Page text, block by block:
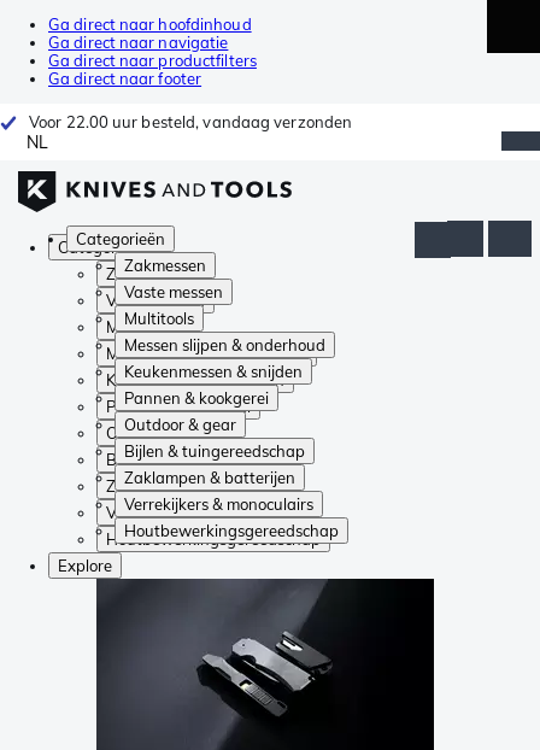
Ga direct naar hoofdinhoud
Ga direct naar navigatie
Ga direct naar productfilters
Ga direct naar footer
Voor 22.00 uur besteld, vandaag verzonden
NL
Categorieën
Zakmessen
Vaste messen
Multitools
Messen slijpen & onderhoud
Keukenmessen & snijden
Pannen & kookgerei
Outdoor & gear
Bijlen & tuingereedschap
Zaklampen & batterijen
Verrekijkers & monoculairs
Houtbewerkingsgereedschap
Categorieën
Zakmessen
Vaste messen
Multitools
Messen slijpen & onderhoud
Keukenmessen & snijden
Pannen & kookgerei
Outdoor & gear
Bijlen & tuingereedschap
Zaklampen & batterijen
Verrekijkers & monoculairs
Houtbewerkingsgereedschap
Explore